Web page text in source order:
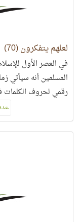
لعلهم يتفكرون (70)
في العصر الأول
المسلمين أنه سيأتي
رقمي لحروف الكلمات